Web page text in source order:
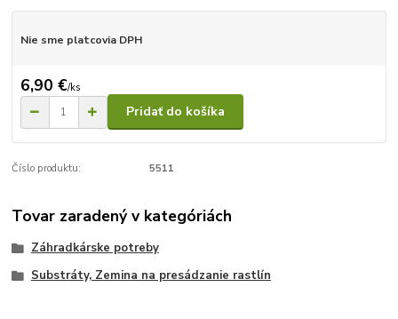
Nie sme platcovia DPH
6,90 €/ks
Pridať do košíka
Číslo produktu: 5511
Tovar zaradený v kategóriách
Záhradkárske potreby
Substráty, Zemina na presádzanie rastlín